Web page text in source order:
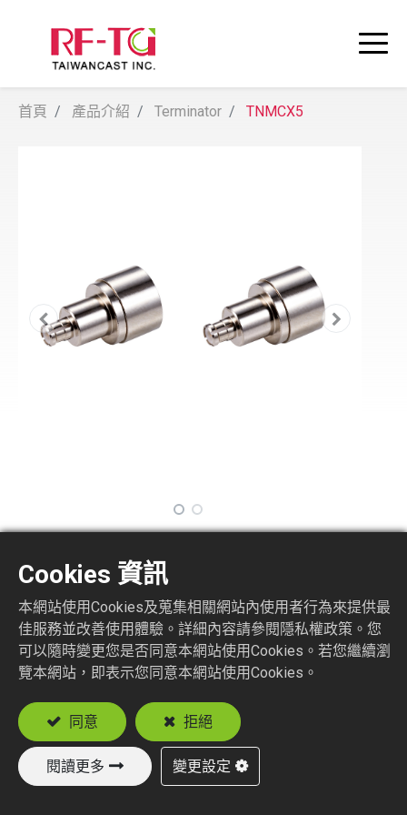
首頁 產品介紹 Terminator TNMCX5
TNMCX5
Terminator MCX Plug
加入詢價車
新產品
Cookies 資訊
本網站使用Cookies及蒐集相關網站內使用者行為來提供最
佳服務並改善使用體驗。詳細內容請參閱隱私權政策。您
可以隨時變更您是否同意本網站使用Cookies。若您繼續瀏
覽本網站，即表示您同意本網站使用Cookies。
同意 拒絕
閱讀更多 變更設定